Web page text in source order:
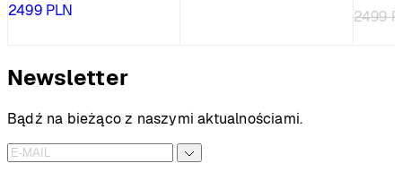
2499 PLN 2499
Newsletter
Bądź na bieżąco z naszymi aktualnościami.